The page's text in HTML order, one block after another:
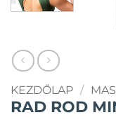
KEZDŐLAP /
RAD ROD